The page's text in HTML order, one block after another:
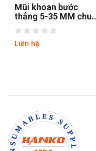
Mũi khoan bước
thẳng 5-35 MM
tròn
Liên hệ